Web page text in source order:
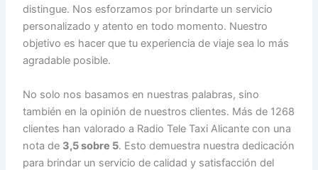
distingue. Nos esforzamos por brindarte un servicio
personalizado y atento en todo momento. Nuestro
objetivo es hacer que tu experiencia de viaje sea lo más
agradable posible.
No solo nos basamos en nuestras palabras, sino
también en la opinión de nuestros clientes. Más de 1268
clientes han valorado a Radio Tele Taxi Alicante con una
nota de 3,5 sobre 5. Esto demuestra nuestra dedicación
para brindar un servicio de calidad y satisfacción del